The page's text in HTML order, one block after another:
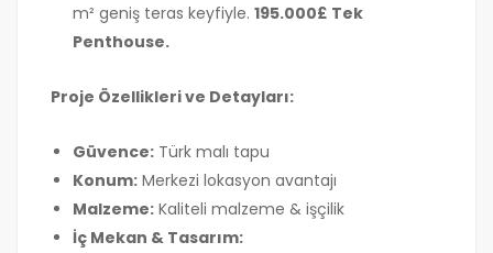
m² geniş teras keyfiyle. 195.000£ Tek
Penthouse.
Proje Özellikleri ve Detayları:
Güvence: Türk malı tapu
Konum: Merkezi lokasyon avantajı
Malzeme: Kaliteli malzeme & işçilik
İç Mekan & Tasarım: